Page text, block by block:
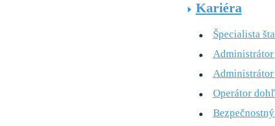
Kariéra
Špecialista
Administrátor
Operátor